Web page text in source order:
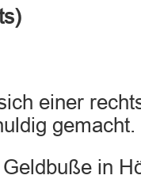
einer
gemacht.
in